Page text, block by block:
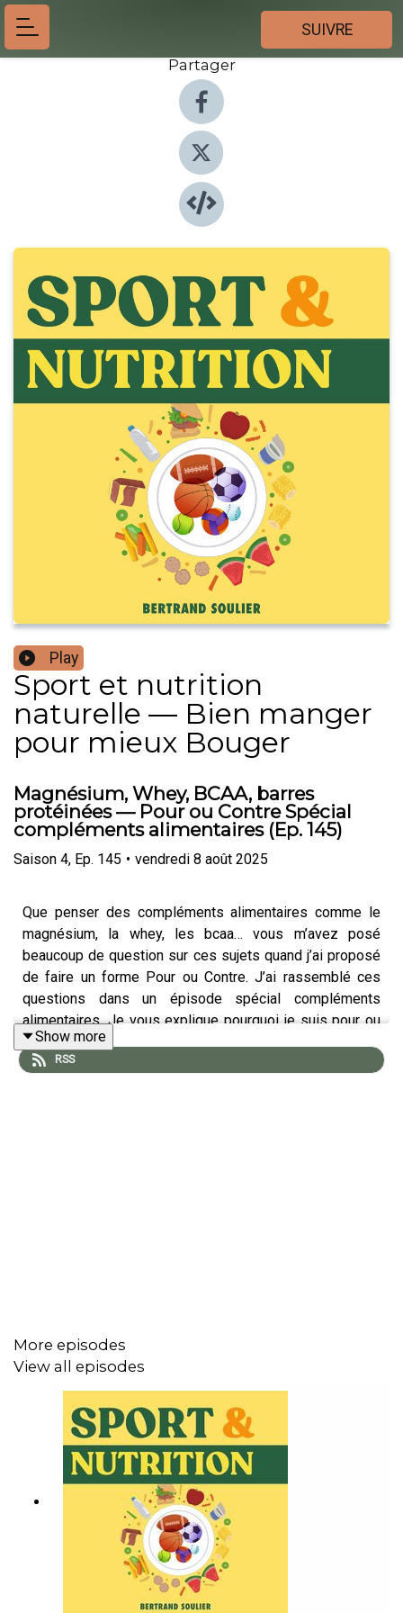
SUIVRE
Partager
Play
Sport et nutrition
naturelle — Bien manger
pour mieux Bouger
Magnésium, Whey, BCAA, barres
protéinées — Pour ou Contre Spécial
compléments alimentaires (Ep. 145)
Saison 4, Ep. 145 • vendredi 8 août 2025
Que penser des compléments alimentaires comme le
magnésium, la whey, les bcaa… vous m’avez posé
beaucoup de question sur ces sujets quand j’ai proposé
de faire un forme Pour ou Contre. J’ai rassemblé ces
questions dans un épisode spécial compléments
alimentaires. Je vous explique pourquoi je suis pour ou
contre certains et ma philosophie globale sur les
compléments et la nutrition.
Profitez de 10% de réduction sur votre première
commande avec le code HAMSTERS
Tous les liens vers les anciens épisodes :
https://sn.soulier.xyz/145
Les questions posées Pour ou Contre :
Le magnésium comme complément alimentaire ?
(katseyes43)
La whey ? (dianepom63)
Ls barres protéinées, mais ultra transformées ?
Show more
RSS
More episodes
View all episodes